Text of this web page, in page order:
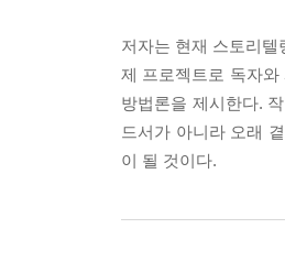
저자는 현재 스토리
제 프로젝트로 독자
방법론을 제시한다.
드서가 아니라 오래
이 될 것이다.